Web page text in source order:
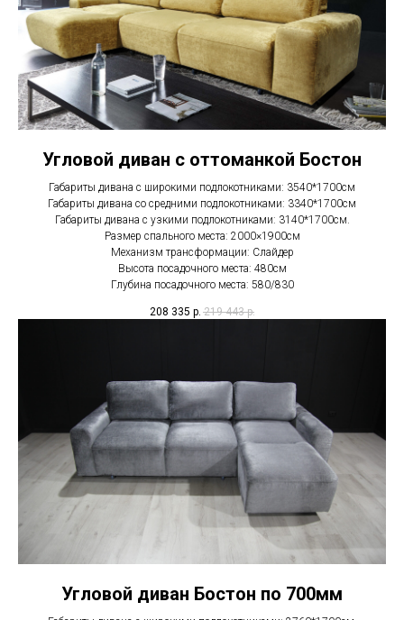
Угловой диван с оттоманкой Бостон
Габариты дивана с широкими подлокотниками: 3540*1700см
Габариты дивана со средними подлокотниками: 3340*1700см
Габариты дивана с узкими подлокотниками: 3140*1700см.
Размер спального места: 2000×1900см
Механизм трансформации: Слайдер
Высота посадочного места: 480см
Глубина посадочного места: 580/830
208 335 р. 219 443 р.
Угловой диван Бостон по 700мм